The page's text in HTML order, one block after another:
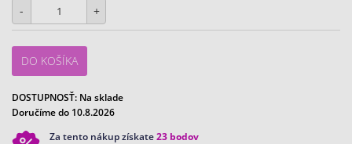
- +
DO KOŠÍKA
DOSTUPNOSŤ: Na sklade
Doručíme do 10.8.2026
Za tento nákup získate23 bodov